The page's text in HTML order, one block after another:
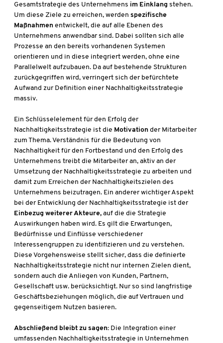
Gesamtstrategie des Unternehmens im Einklang stehen.
Um diese Ziele zu erreichen, werden spezifische
Maßnahmen entwickelt, die auf alle Ebenen des
Unternehmens anwendbar sind. Dabei sollten sich alle
Prozesse an den bereits vorhandenen Systemen
orientieren und in diese integriert werden, ohne eine
Parallelwelt aufzubauen. Da auf bestehende Strukturen
zurückgegriffen wird, verringert sich der befürchtete
Aufwand zur Definition einer Nachhaltigkeitsstrategie
massiv.
Ein Schlüsselelement für den Erfolg der
Nachhaltigkeitsstrategie ist die Motivation der Mitarbeiter
zum Thema. Verständnis für die Bedeutung von
Nachhaltigkeit für den Fortbestand und den Erfolg des
Unternehmens treibt die Mitarbeiter an, aktiv an der
Umsetzung der Nachhaltigkeitsstrategie zu arbeiten und
damit zum Erreichen der Nachhaltigkeitszielen des
Unternehmens beizutragen. Ein anderer wichtiger Aspekt
bei der Entwicklung der Nachhaltigkeitsstrategie ist der
Einbezug weiterer Akteure, auf die die Strategie
Auswirkungen haben wird. Es gilt die Erwartungen,
Bedürfnisse und Einflüsse verschiedener
Interessengruppen zu identifizieren und zu verstehen.
Diese Vorgehensweise stellt sicher, dass die definierte
Nachhaltigkeitsstrategie nicht nur internen Zielen dient,
sondern auch die Anliegen von Kunden, Partnern,
Gesellschaft usw. berücksichtigt. Nur so sind langfristige
Geschäftsbeziehungen möglich, die auf Vertrauen und
gegenseitigem Nutzen basieren.
Abschließend bleibt zu sagen: Die Integration einer
umfassenden Nachhaltigkeitsstrategie in Unternehmen